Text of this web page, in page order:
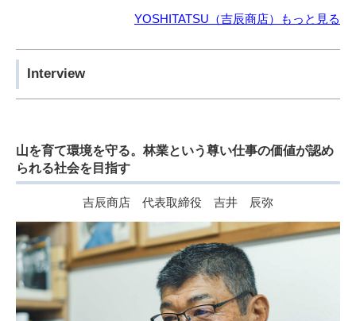
YOSHITATSU（吉辰商店）もっと見る
Interview
山を育て環境を守る。林業という尊い仕事の価値が認め
られる社会を目指す
吉辰商店 代表取締役 吉井 辰弥